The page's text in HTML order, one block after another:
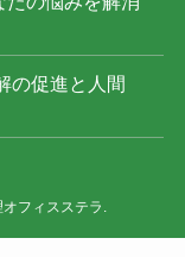
の促進と人間
フィスステラ.